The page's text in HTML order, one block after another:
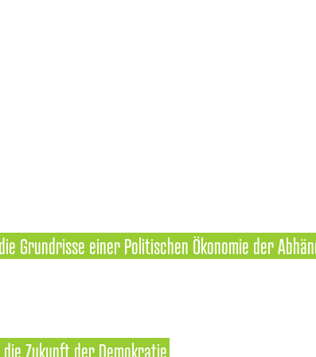
Grundrisse einer Politischen Ökonomie der
Zukunft der Demokratie